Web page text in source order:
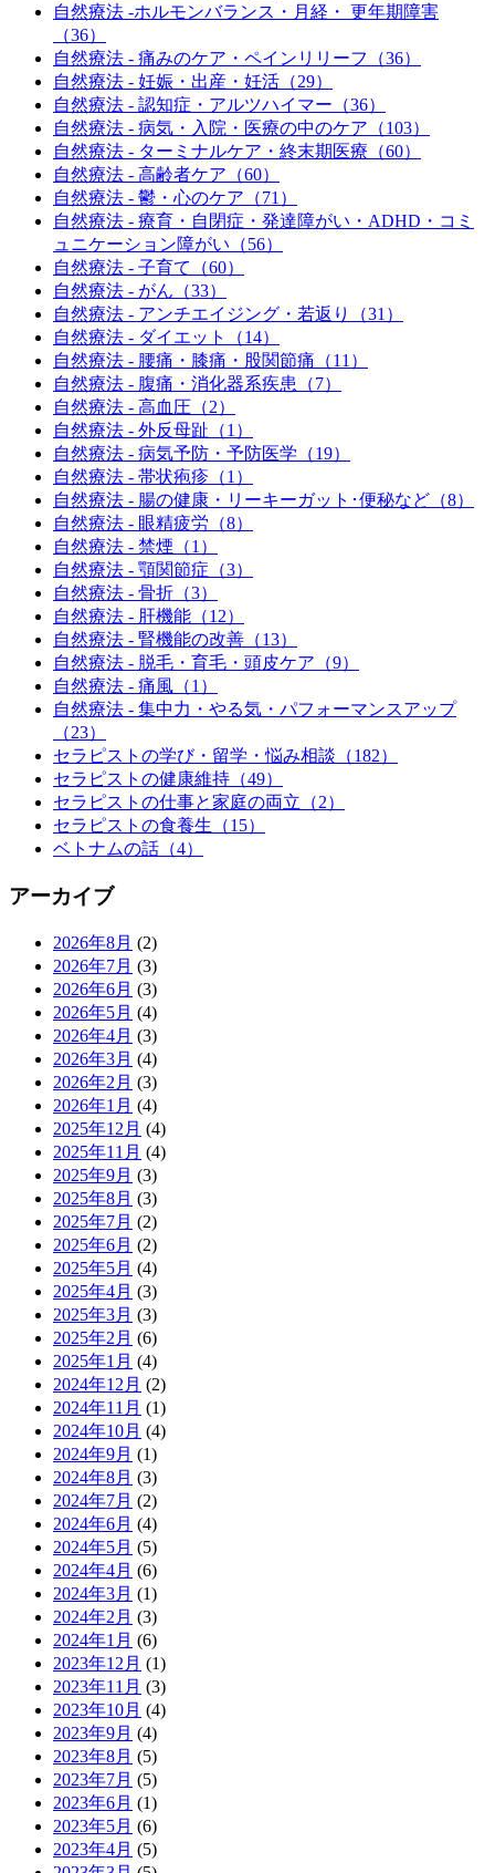
自然療法 -ホルモンバランス・月経・ 更年期障害
（36）
自然療法 - 痛みのケア・ペインリリーフ（36）
自然療法 - 妊娠・出産・妊活（29）
自然療法 - 認知症・アルツハイマー（36）
自然療法 - 病気・入院・医療の中のケア（103）
自然療法 - ターミナルケア・終末期医療（60）
自然療法 - 高齢者ケア（60）
自然療法 - 鬱・心のケア（71）
自然療法 - 療育・自閉症・発達障がい・ADHD・コミ
ュニケーション障がい（56）
自然療法 - 子育て（60）
自然療法 - がん（33）
自然療法 - アンチエイジング・若返り（31）
自然療法 - ダイエット（14）
自然療法 - 腰痛・膝痛・股関節痛（11）
自然療法 - 腹痛・消化器系疾患（7）
自然療法 - 高血圧（2）
自然療法 - 外反母趾（1）
自然療法 - 病気予防・予防医学（19）
自然療法 - 帯状疱疹（1）
自然療法 - 腸の健康・リーキーガット･便秘など（8）
自然療法 - 眼精疲労（8）
自然療法 - 禁煙（1）
自然療法 - 顎関節症（3）
自然療法 - 骨折（3）
自然療法 - 肝機能（12）
自然療法 - 腎機能の改善（13）
自然療法 - 脱毛・育毛・頭皮ケア（9）
自然療法 - 痛風（1）
自然療法 - 集中力・やる気・パフォーマンスアップ
（23）
セラピストの学び・留学・悩み相談（182）
セラピストの健康維持（49）
セラピストの仕事と家庭の両立（2）
セラピストの食養生（15）
ベトナムの話（4）
アーカイブ
2026年8月 (2)
2026年7月 (3)
2026年6月 (3)
2026年5月 (4)
2026年4月 (3)
2026年3月 (4)
2026年2月 (3)
2026年1月 (4)
2025年12月 (4)
2025年11月 (4)
2025年9月 (3)
2025年8月 (3)
2025年7月 (2)
2025年6月 (2)
2025年5月 (4)
2025年4月 (3)
2025年3月 (3)
2025年2月 (6)
2025年1月 (4)
2024年12月 (2)
2024年11月 (1)
2024年10月 (4)
2024年9月 (1)
2024年8月 (3)
2024年7月 (2)
2024年6月 (4)
2024年5月 (5)
2024年4月 (6)
2024年3月 (1)
2024年2月 (3)
2024年1月 (6)
2023年12月 (1)
2023年11月 (3)
2023年10月 (4)
2023年9月 (4)
2023年8月 (5)
2023年7月 (5)
2023年6月 (1)
2023年5月 (6)
2023年4月 (5)